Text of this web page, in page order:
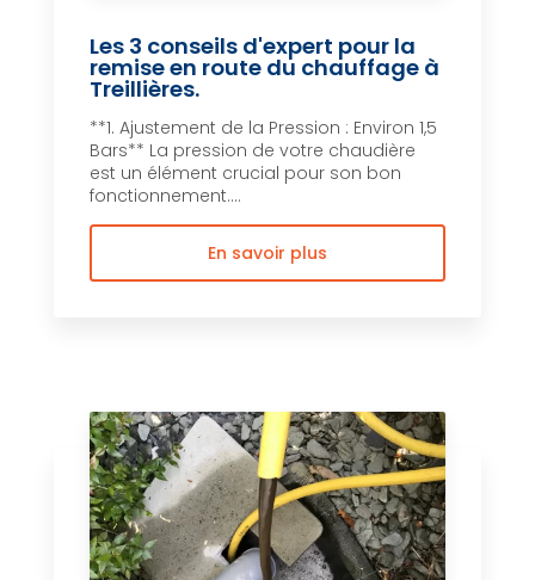
Les 3 conseils d'expert pour la
remise en route du chauffage à
Treillières.
**1. Ajustement de la Pression : Environ 1,5
Bars** La pression de votre chaudière
est un élément crucial pour son bon
fonctionnement....
En savoir plus